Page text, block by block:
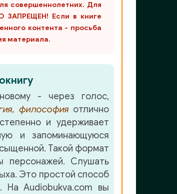
совершеннолетних. Для
ЗАПРЕЩЕН! Если в книге
контента - просьба
материала.
- через голос,
философия отлично
и удерживает
и запоминающуюся
Такой формат
персонажей. Слушать
Это простой способ
На Audiobukva.com вы